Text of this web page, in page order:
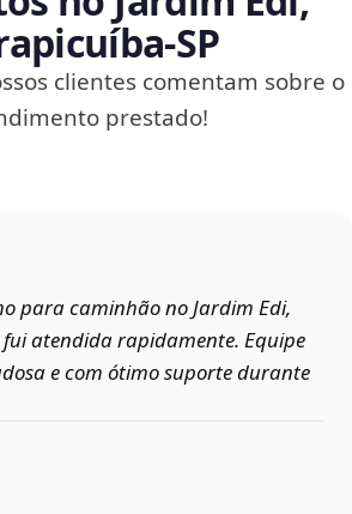
clientes comentam sobre o
prestado!
para caminhão no Jardim Edi,
fui atendida rapidamente. Equipe
e com ótimo suporte durante